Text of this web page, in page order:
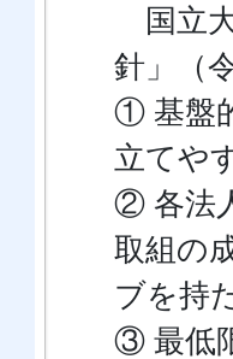
国立
針」（
① 基盤
立てや
② 各法
取組の
ブを持
③ 最低